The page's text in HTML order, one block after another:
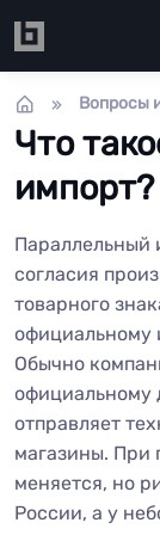
Вопросы
Что
импорт?
Параллельный
согласия
товарного
официальному
Обычно
официальному
отправляет
магазины. При
меняется, но
России, а у